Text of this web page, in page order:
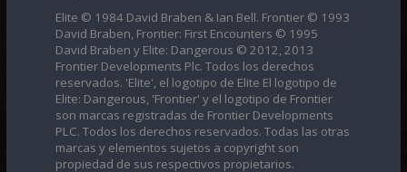
Elite © 1984 David Braben & Ian Bell. Frontier © 1993
David Braben, Frontier: First Encounters © 1995
David Braben y Elite: Dangerous © 2012, 2013
Frontier Developments Plc. Todos los derechos
reservados. 'Elite', el logotipo de Elite El logotipo de
Elite: Dangerous, 'Frontier' y el logotipo de Frontier
son marcas registradas de Frontier Developments
PLC. Todos los derechos reservados. Todas las otras
marcas y elementos sujetos a copyright son
propiedad de sus respectivos propietarios.